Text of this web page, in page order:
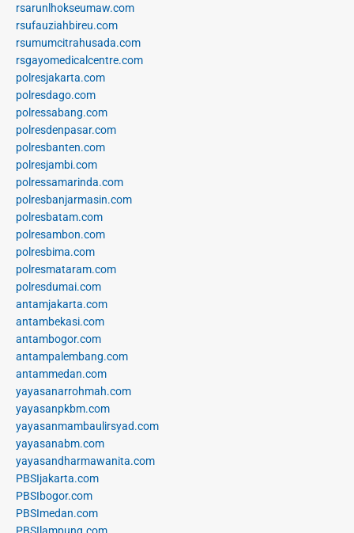
rsarunlhokseumaw.com
rsufauziahbireu.com
rsumumcitrahusada.com
rsgayomedicalcentre.com
polresjakarta.com
polresdago.com
polressabang.com
polresdenpasar.com
polresbanten.com
polresjambi.com
polressamarinda.com
polresbanjarmasin.com
polresbatam.com
polresambon.com
polresbima.com
polresmataram.com
polresdumai.com
antamjakarta.com
antambekasi.com
antambogor.com
antampalembang.com
antammedan.com
yayasanarrohmah.com
yayasanpkbm.com
yayasanmambaulirsyad.com
yayasanabm.com
yayasandharmawanita.com
PBSIjakarta.com
PBSIbogor.com
PBSImedan.com
PBSIlampung.com